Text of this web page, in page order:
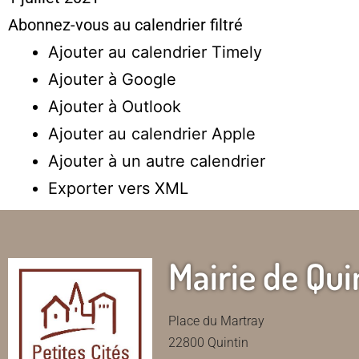
Abonnez-vous au calendrier filtré
Ajouter au calendrier Timely
Ajouter à Google
Ajouter à Outlook
Ajouter au calendrier Apple
Ajouter à un autre calendrier
Exporter vers XML
Mairie de
Place du Martray
22800 Quintin